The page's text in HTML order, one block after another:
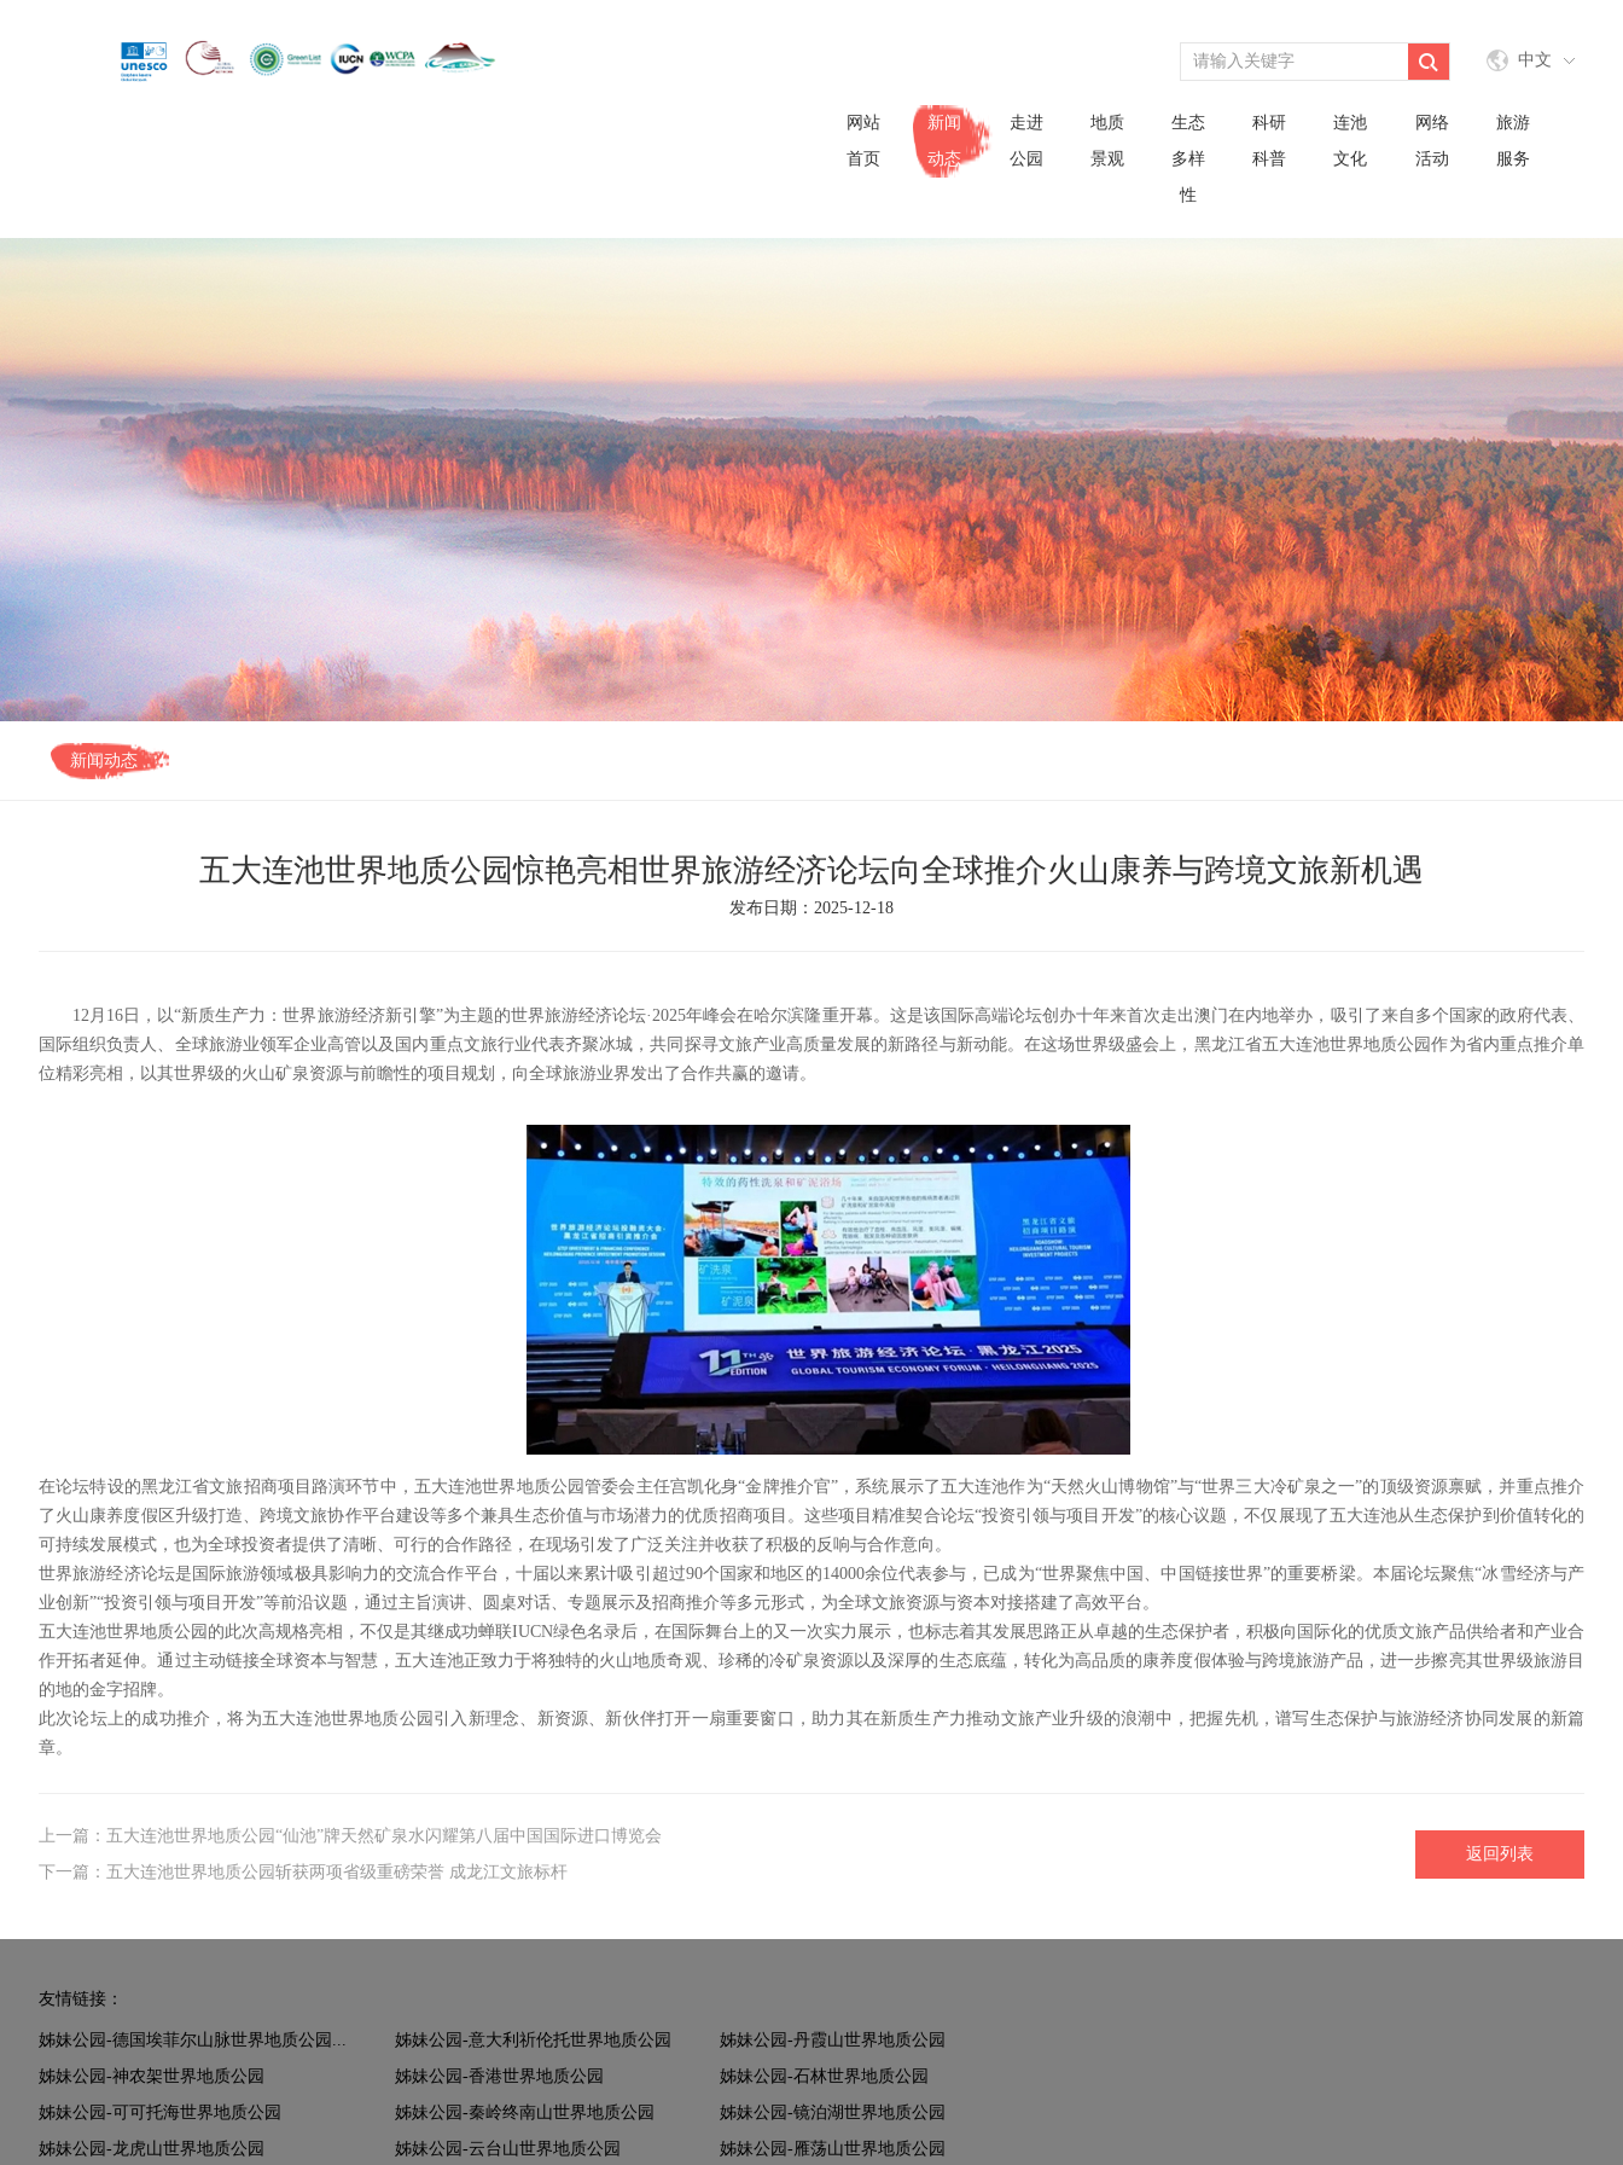
中文
网站
首页
新闻
动态
走进
公园
地质
景观
生态
多样
性
科研
科普
连池
文化
网络
活动
旅游
服务
新闻动态
五大连池世界地质公园惊艳亮相世界旅游经济论坛向全球推介火山康养与跨境文旅新机遇
发布日期：2025-12-18
12月16日，以“新质生产力：世界旅游经济新引擎”为主题的世界旅游经济论坛·2025年峰会在哈尔滨隆重开幕。这是该国际高端论坛创办十年来首次走出澳门在内地举办，吸引了来自多个国家的政府代表、
国际组织负责人、全球旅游业领军企业高管以及国内重点文旅行业代表齐聚冰城，共同探寻文旅产业高质量发展的新路径与新动能。在这场世界级盛会上，黑龙江省五大连池世界地质公园作为省内重点推介单
位精彩亮相，以其世界级的火山矿泉资源与前瞻性的项目规划，向全球旅游业界发出了合作共赢的邀请。
在论坛特设的黑龙江省文旅招商项目路演环节中，五大连池世界地质公园管委会主任宫凯化身“金牌推介官”，系统展示了五大连池作为“天然火山博物馆”与“世界三大冷矿泉之一”的顶级资源禀赋，并重点推介
了火山康养度假区升级打造、跨境文旅协作平台建设等多个兼具生态价值与市场潜力的优质招商项目。这些项目精准契合论坛“投资引领与项目开发”的核心议题，不仅展现了五大连池从生态保护到价值转化的
可持续发展模式，也为全球投资者提供了清晰、可行的合作路径，在现场引发了广泛关注并收获了积极的反响与合作意向。
世界旅游经济论坛是国际旅游领域极具影响力的交流合作平台，十届以来累计吸引超过90个国家和地区的14000余位代表参与，已成为“世界聚焦中国、中国链接世界”的重要桥梁。本届论坛聚焦“冰雪经济与产
业创新”“投资引领与项目开发”等前沿议题，通过主旨演讲、圆桌对话、专题展示及招商推介等多元形式，为全球文旅资源与资本对接搭建了高效平台。
五大连池世界地质公园的此次高规格亮相，不仅是其继成功蝉联IUCN绿色名录后，在国际舞台上的又一次实力展示，也标志着其发展思路正从卓越的生态保护者，积极向国际化的优质文旅产品供给者和产业合
作开拓者延伸。通过主动链接全球资本与智慧，五大连池正致力于将独特的火山地质奇观、珍稀的冷矿泉资源以及深厚的生态底蕴，转化为高品质的康养度假体验与跨境旅游产品，进一步擦亮其世界级旅游目
的地的金字招牌。
此次论坛上的成功推介，将为五大连池世界地质公园引入新理念、新资源、新伙伴打开一扇重要窗口，助力其在新质生产力推动文旅产业升级的浪潮中，把握先机，谱写生态保护与旅游经济协同发展的新篇
章。
上一篇：五大连池世界地质公园“仙池”牌天然矿泉水闪耀第八届中国国际进口博览会
下一篇：五大连池世界地质公园斩获两项省级重磅荣誉 成龙江文旅标杆
返回列表
友情链接：
姊妹公园-德国埃菲尔山脉世界地质公园...
姊妹公园-神农架世界地质公园
姊妹公园-可可托海世界地质公园
姊妹公园-龙虎山世界地质公园
姊妹公园-意大利祈伦托世界地质公园
姊妹公园-香港世界地质公园
姊妹公园-秦岭终南山世界地质公园
姊妹公园-云台山世界地质公园
姊妹公园-丹霞山世界地质公园
姊妹公园-石林世界地质公园
姊妹公园-镜泊湖世界地质公园
姊妹公园-雁荡山世界地质公园